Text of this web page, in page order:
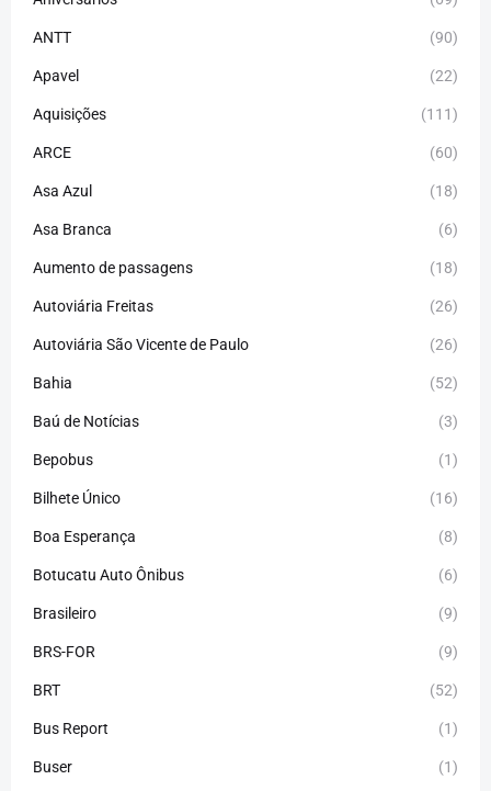
ANTT (90)
Apavel (22)
Aquisições (111)
ARCE (60)
Asa Azul (18)
Asa Branca (6)
Aumento de passagens (18)
Autoviária Freitas (26)
Autoviária São Vicente de Paulo (26)
Bahia (52)
Baú de Notícias (3)
Bepobus (1)
Bilhete Único (16)
Boa Esperança (8)
Botucatu Auto Ônibus (6)
Brasileiro (9)
BRS-FOR (9)
BRT (52)
Bus Report (1)
Buser (1)